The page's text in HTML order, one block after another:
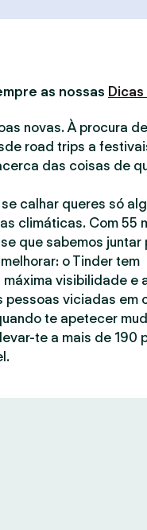
as nossas
novas. À procura
road trips a
das coisas de
calhar queres só
climáticas. Com 55
que sabemos juntar
o Tinder tem
visibilidade e
pessoas viciadas em
te apetecer
te a mais de 190